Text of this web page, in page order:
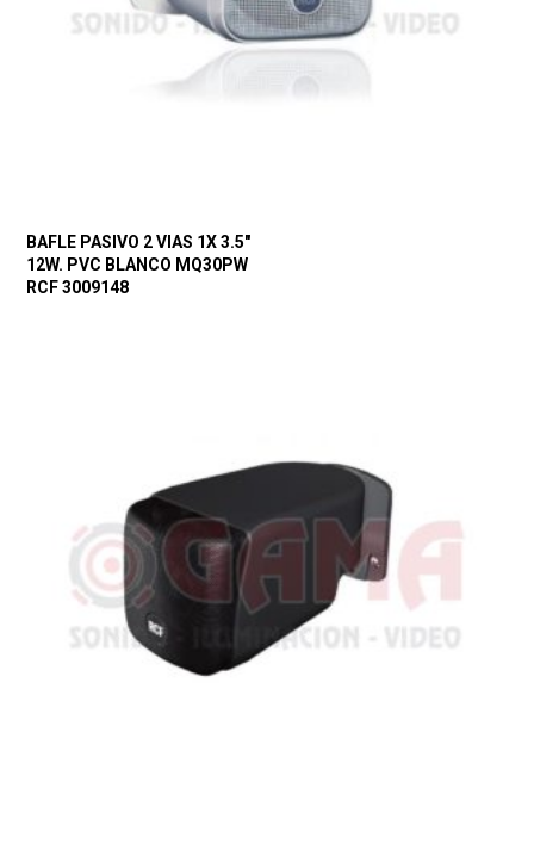
BAFLE PASIVO 2 VIAS 1X 3.5″
12W. PVC BLANCO MQ30PW
RCF 3009148